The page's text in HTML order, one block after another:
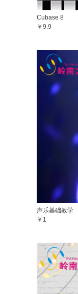
Cubase 8
￥9.9
声乐基础教学
￥1